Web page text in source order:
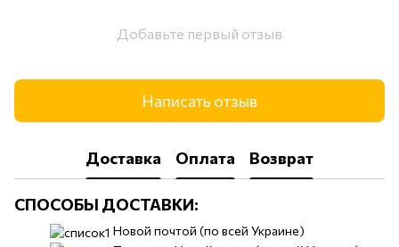
Добавьте первый отзыв
Написать отзыв
Доставка Оплата Возврат
СПОСОБЫ ДОСТАВКИ:
​​Новой почтой (по всей Украине)